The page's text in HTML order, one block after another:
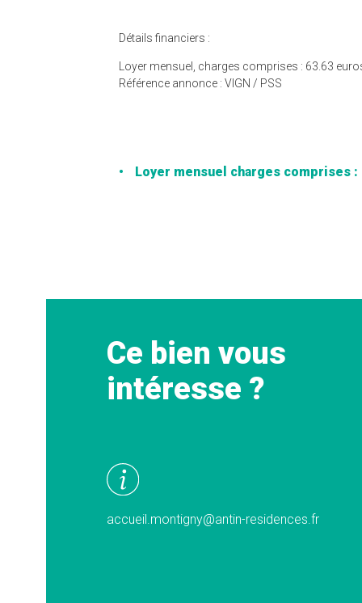
Détails financiers :
Loyer mensuel, charges comprises : 63.63
Référence annonce : VIGN / PSS
Loyer mensuel charges comprises :
Ce bien vous
intéresse ?
accueil.montigny@antin-residences.fr